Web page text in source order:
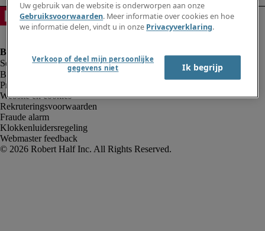
Bedrijfsinformatie
Privacyverklaring
Website en cookies
Rekruteringsvoorwaarden
Fraude alarm
Klokkenluidersregeling
Webmaster feedback
Uw gebruik van de website is onderworpen aan onze
Gebruiksvoorwaarden. Meer informatie over cookies en hoe
we informatie delen, vindt u in onze Privacyverklaring.
Verkoop of deel mijn persoonlijke
gegevens niet
Ik begrijp